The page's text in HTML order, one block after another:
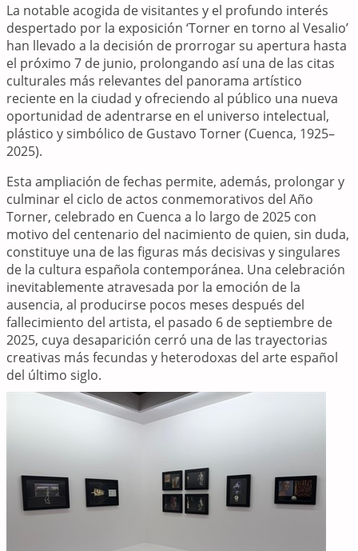
La notable acogida de visitantes y el profundo interés
despertado por la exposición ‘Torner en torno al Vesalio’
han llevado a la decisión de prorrogar su apertura hasta
el próximo 7 de junio, prolongando así una de las citas
culturales más relevantes del panorama artístico
reciente en la ciudad y ofreciendo al público una nueva
oportunidad de adentrarse en el universo intelectual,
plástico y simbólico de Gustavo Torner (Cuenca, 1925–
2025).
Esta ampliación de fechas permite, además, prolongar y
culminar el ciclo de actos conmemorativos del Año
Torner, celebrado en Cuenca a lo largo de 2025 con
motivo del centenario del nacimiento de quien, sin duda,
constituye una de las figuras más decisivas y singulares
de la cultura española contemporánea. Una celebración
inevitablemente atravesada por la emoción de la
ausencia, al producirse pocos meses después del
fallecimiento del artista, el pasado 6 de septiembre de
2025, cuya desaparición cerró una de las trayectorias
creativas más fecundas y heterodoxas del arte español
del último siglo.